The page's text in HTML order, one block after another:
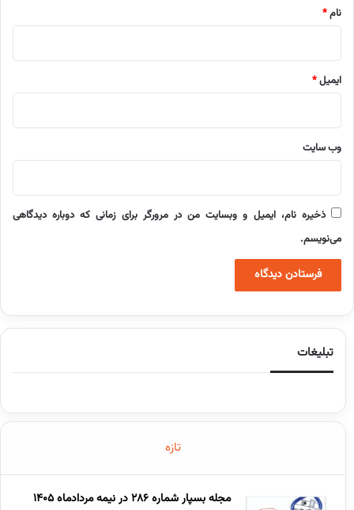
نام*
ایمیل*
وب‌ سایت
ذخیره نام، ایمیل و وبسایت من در مرورگر برای زمانی که دوباره دیدگاهی
می‌نویسم.
تبلیغات
تازه
مجله بسپار شماره 286 در نیمه مردادماه 1405